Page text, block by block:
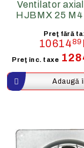
Ventilator
HJBMX 25
Preţ fără
1061489
Preţ inc. taxe